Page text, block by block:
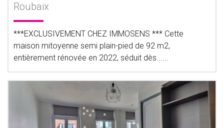
Roubaix
***EXCLUSIVEMENT CHEZ IMMOSENS *** Cette
maison mitoyenne semi plain-pied de 92 m2,
entièrement rénovée en 2022, séduit dès......